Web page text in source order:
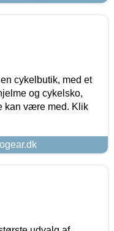
cykelbutik, med et
og cykelsko,
kan være med. Klik